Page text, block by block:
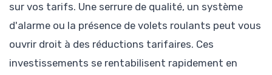
sur vos tarifs. Une serrure de qualité, un système
d'alarme ou la présence de volets roulants peut vous
ouvrir droit à des réductions tarifaires. Ces
investissements se rentabilisent rapidement en